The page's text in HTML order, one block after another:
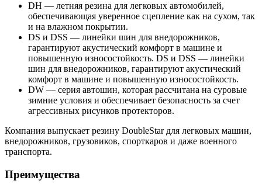
DH — летняя резина для легковых автомобилей,
обеспечивающая уверенное сцепление как на сухом, так
и на влажном покрытии.
DS и DSS — линейки шин для внедорожников,
гарантируют акустический комфорт в машине и
повышенную износостойкость. DS и DSS — линейки
шин для внедорожников, гарантируют акустический
комфорт в машине и повышенную износостойкость.
DW — серия автошин, которая рассчитана на суровые
зимние условия и обеспечивает безопасность за счет
агрессивных рисунков протекторов.
Компания выпускает резину DoubleStar для легковых машин,
внедорожников, грузовиков, спорткаров и даже военного
транспорта.
Преимущества